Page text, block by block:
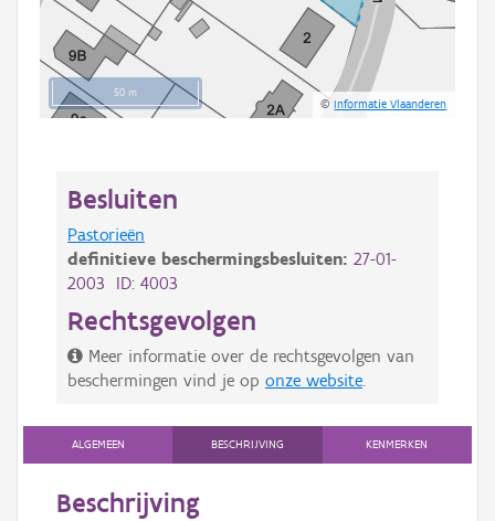
50 m
©Informatie Vlaanderen
Besluiten
Pastorieën
definitieve beschermingsbesluiten: 27-01-
2003 ID: 4003
Rechtsgevolgen
Meer informatie over de rechtsgevolgen van
beschermingen vind je op onze website.
ALGEMEEN BESCHRIJVING KENMERKEN
Beschrijving